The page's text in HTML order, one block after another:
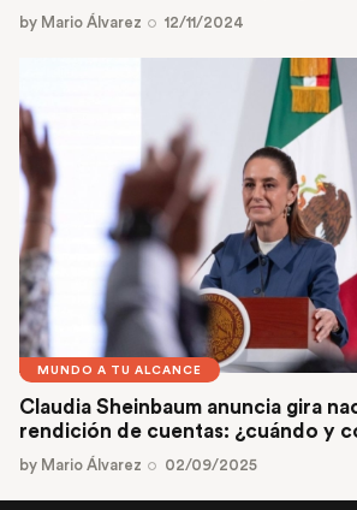
by Mario Álvarez 12/11/2024
MUNDO A TU ALCANCE
Claudia Sheinbaum anuncia gira
rendición de cuentas: ¿cuándo y
by Mario Álvarez 02/09/2025